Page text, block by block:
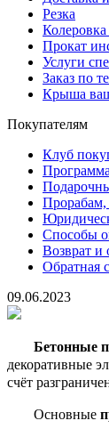
Резка
Колеровка
Прокат
Услуги
Заказ по
Крыша
Покупателям
Клуб
Прорабам,
Способы
Возврат и
Обратная
09.06.2023
Бетонные
декоративные
счёт
Основные